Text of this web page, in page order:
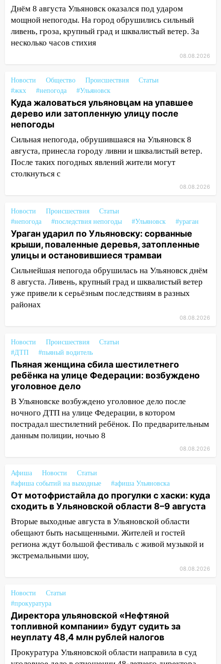
14:14 Студента из Ульяновска обманули
мошенники под видом преподавателя
упавшее дерево или затопленную улицу
13:59 В Новом городе ураганным
ветром сорвало опалубку со
строящегося дома
13:54 В мэрии Ульяновска рассказали,
как устраняют последствия мощного
шторма
13:49 Стихия продолжает крушить
Ульяновск: дерево рухнуло на дом на
13:47
На Нижней Террасе мощным
ветром вырвало дерево с корнем
13:46 Сильный ветер сорвал крышу с
СТО на проспекте Созидателей
13:35 Непогода продолжает бить по
транспорту: в Ульяновске трамвай
сошёл с рельсов
13:22
13:17
Непогода в Ульяновске не
закончится сегодня: сильные ливни
сохранятся 9 августа
13:15 Трижды «брал в долг» без спроса:
житель Вешкаймского района похитил у
знакомого 191 тысячу рублей
13:14 Ураган оторвал светофор на
проспекте Филатова в Ульяновске
Дерево пробило крышу дома на
на электрощит
13:10 В Заволжском районе дерево
упало во дворе
13:08
Ураган ударил по Ульяновску:
сорванные крыши, поваленные деревья,
затопленные улицы и остановившиеся
трамваи
Ульяновск накрыл крупный град:
воду
12:12 Прокуратура взяла на контроль
ДТП с шестилетним ребёнком на улице
Федерации
12:01
Пьяная женщина сбила
шестилетнего ребёнка на улице
Днём 8 августа Ульяновск оказался под ударом
мощной непогоды. На город обрушились сильный
ливень, гроза, крупный град и шквалистый ветер. За
несколько часов стихия
08.08.2026
Новости Общество Происшествия
Статьи
#жкх
#непогода #Ульяновск
Куда жаловаться ульяновцам на упавшее
дерево или затопленную улицу после
непогоды
Сильная непогода, обрушившаяся на Ульяновск 8
августа, принесла городу ливни и шквалистый ветер.
После таких погодных явлений жители могут
столкнуться с
08.08.2026
Новости Происшествия
Статьи
#непогода
#последствия непогоды #Ульяновск #ураган
Ураган ударил по Ульяновску: сорванные
крыши, поваленные деревья, затопленные
улицы и остановившиеся трамваи
Сильнейшая непогода обрушилась на Ульяновск днём
8 августа. Ливень, крупный град и шквалистый ветер
уже привели к серьёзным последствиям в разных
районах
08.08.2026
Новости Происшествия
Статьи
#ДТП
#пьяный водитель
Пьяная женщина сбила шестилетнего
ребёнка на улице Федерации: возбуждено
уголовное дело
В Ульяновске возбуждено уголовное дело после
ночного ДТП на улице Федерации, в котором
пострадал шестилетний ребёнок. По предварительным
данным полиции, ночью 8
08.08.2026
Афиша Новости
Статьи
#афиша событий на выходные
#афиша Ульяновска
От мотофристайла до прогулки с хаски: куда
сходить в Ульяновской области 8–9 августа
Вторые выходные августа в Ульяновской области
обещают быть насыщенными. Жителей и гостей
региона ждут большой фестиваль с живой музыкой и
экстремальными шоу,
08.08.2026
Новости
Статьи
#прокуратура
Директора ульяновской «Нефтяной
топливной компании» будут судить за
неуплату 48,4 млн рублей налогов
Прокуратура Ульяновской области направила в суд